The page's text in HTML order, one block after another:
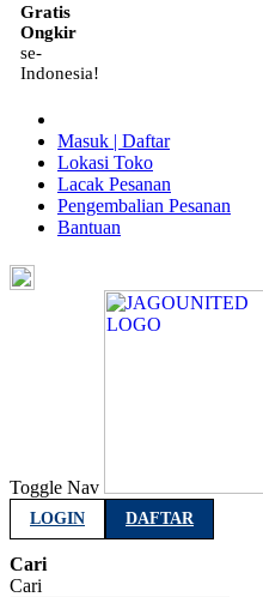
Gratis
Ongkir
se-
Indonesia!
Masuk | Daftar
Lokasi Toko
Lacak Pesanan
Pengembalian Pesanan
Bantuan
Toggle Nav
LOGIN DAFTAR
Cari
Cari